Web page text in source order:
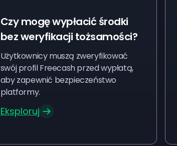
Czy mogę wypłacić środki
bez weryfikacji tożsamości?
Użytkownicy muszą zweryfikować
swój profil Freecash przed wypłatą,
aby zapewnić bezpieczeństwo
platformy.
Eksploruj